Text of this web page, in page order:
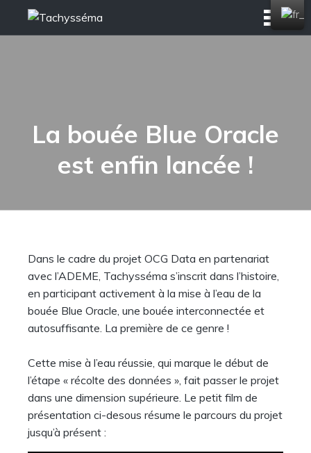
La bouée Blue Oracle
est enfin lancée !
Dans le cadre du projet OCG Data en partenariat
avec l’ADEME, Tachysséma s’inscrit dans l’histoire,
en participant activement à la mise à l’eau de la
bouée Blue Oracle, une bouée interconnectée et
autosuffisante. La première de ce genre !
Cette mise à l’eau réussie, qui marque le début de
l’étape « récolte des données », fait passer le projet
dans une dimension supérieure. Le petit film de
présentation ci-desous résume le parcours du projet
jusqu’à présent :